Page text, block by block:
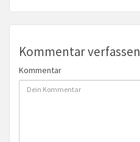
Kommentar verfassen
Kommentar